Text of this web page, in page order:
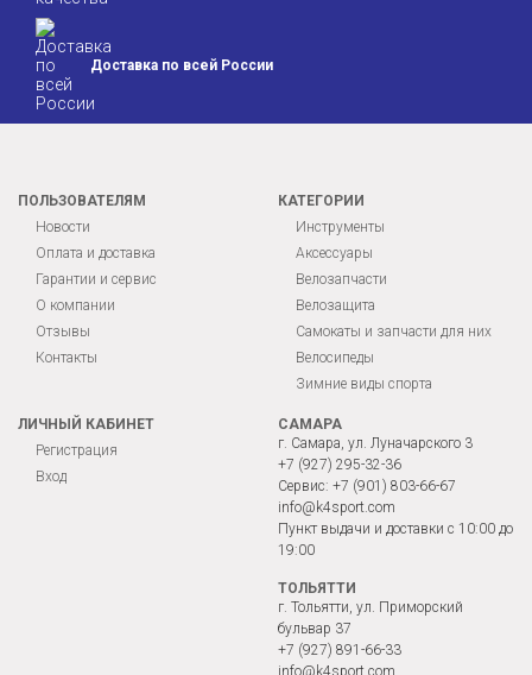
Доставка по всей России
ПОЛЬЗОВАТЕЛЯМ
Новости
Оплата и доставка
Гарантии и сервис
О компании
Отзывы
Контакты
КАТЕГОРИИ
Инструменты
Аксессуары
Велозапчасти
Велозащита
Самокаты и запчасти для них
Велосипеды
Зимние виды спорта
ЛИЧНЫЙ КАБИНЕТ
Регистрация
Вход
САМАРА
г. Самара, ул. Луначарского 3
+7 (927) 295-32-36
Сервис: +7 (901) 803-66-67
info@k4sport.com
Пункт выдачи и доставки с 10:00 до
19:00
ТОЛЬЯТТИ
г. Тольятти, ул. Приморский
бульвар 37
+7 (927) 891-66-33
info@k4sport.com